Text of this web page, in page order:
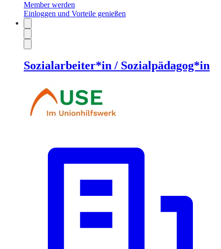
Member werden
Einloggen und Vorteile genießen
Sozialarbeiter*in / Sozialpädagog*in